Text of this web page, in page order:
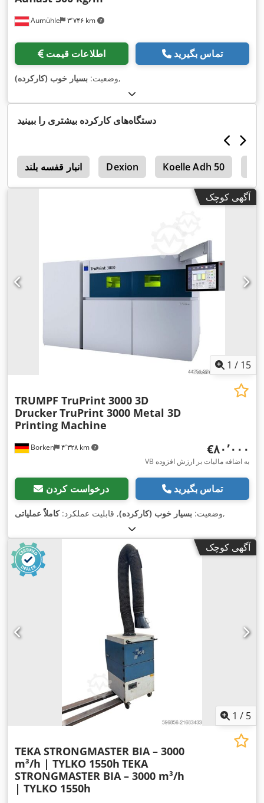
Aumühle ۳٬۷۴۶ km
اطلاعات قیمت تماس بگیرید
وضعیت: بسیار خوب (کارکرده) ,
دستگاه‌های کارکرده بیشتری را ببینید
انبار قفسه بلند Dexion Koelle Adh 50
آگهی کوچک
1 / 15
Borken ۴٬۳۲۸ km
TRUMPF TruPrint 3000 3D
DruckerTruPrint 3000 Metal 3D
Printing Machine
‎€۸۰٬۰۰۰
VB به اضافه مالیات بر ارزش افزوده
درخواست کردن تماس بگیرید
وضعیت: بسیار خوب (کارکرده), قابلیت عملکرد:کاملاً عملیاتی ,
آگهی کوچک
1 / 5
TEKA STRONGMASTER BIA – 3000
m³/h | TYLKO 1550h TEKA
STRONGMASTER BIA – 3000 m³/h
| TYLKO 1550h